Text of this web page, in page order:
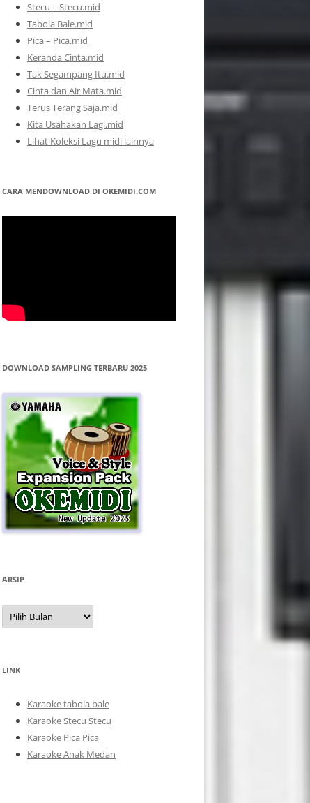
Stecu – Stecu.mid
Tabola Bale.mid
Pica – Pica.mid
Keranda Cinta.mid
Tak Segampang Itu.mid
Cinta dan Air Mata.mid
Terus Terang Saja.mid
Kita Usahakan Lagi.mid
Lihat Koleksi Lagu midi lainnya
CARA MENDOWNLOAD DI OKEMIDI.COM
DOWNLOAD SAMPLING TERBARU 2025
ARSIP
Arsip
LINK
Karaoke tabola bale
Karaoke Stecu Stecu
Karaoke Pica Pica
Karaoke Anak Medan